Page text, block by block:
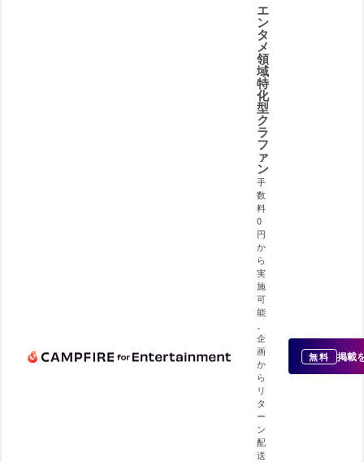
エ
ン
タ
メ
領
域
特
化
型
ク
ラ
フ
ァ
ン
手
数
料
0
円
か
ら
実
施
可
能
。
企
画
か
ら
リ
タ
ー
ン
配
送
無料 掲載